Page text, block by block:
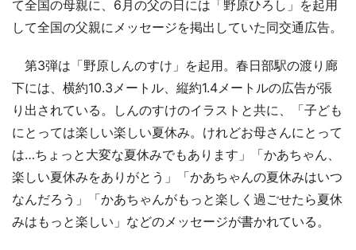
て全国の母親に、6月の父の日には「野原ひろし」を起用
して全国の父親にメッセージを掲出していた同交通広告。
第3弾は「野原しんのすけ」を起用。春日部駅の渡り廊
下には、横約10.3メートル、縦約1.4メートルの広告が張
り出されている。しんのすけのイラストと共に、「子ども
にとっては楽しい楽しい夏休み。けれどお母さんにとって
は…ちょっと大変な夏休みでもあります」「かあちゃん、
楽しい夏休みをありがとう」「かあちゃんの夏休みはいつ
なんだろう」「かあちゃんがもっと楽しく過ごせたら夏休
みはもっと楽しい」などのメッセージが書かれている。